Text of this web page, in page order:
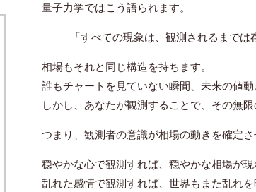
量子力学ではこう語られます。
「すべての現象は、観測されるまでは
相場もそれと同じ構造を持ちます。
誰もチャートを見ていない瞬間、未来の値動
しかし、あなたが観測することで、その無
つまり、 観測者の意識が相場の動きを確定さ
穏やかな心で観測すれば、穏やかな相場が現
乱れた感情で観測すれば、世界もまた乱れを